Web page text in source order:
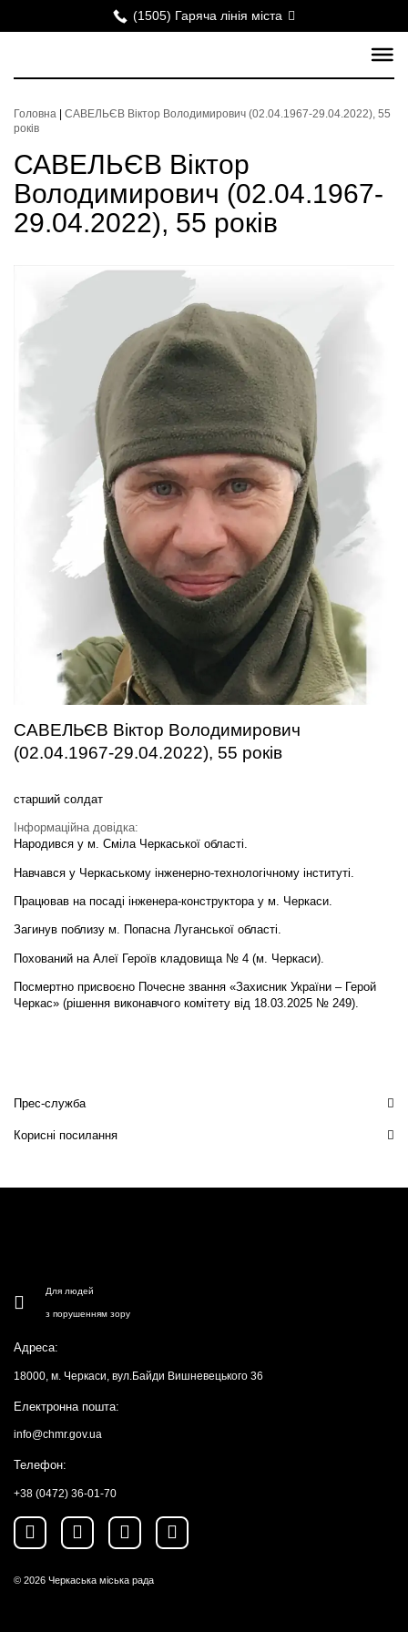
(1505) Гаряча лінія міста
Головна
САВЕЛЬЄВ Віктор Володимирович (02.04.1967-29.04.2022), 55
років
САВЕЛЬЄВ Віктор
Володимирович (02.04.1967-
29.04.2022), 55 років
САВЕЛЬЄВ Віктор Володимирович
(02.04.1967-29.04.2022), 55 років
старший солдат
Інформаційна довідка:
Народився у м. Сміла Черкаської області.
Навчався у Черкаському інженерно-технологічному інституті.
Працював на посаді інженера-конструктора у м. Черкаси.
Загинув поблизу м. Попасна Луганської області.
Похований на Алеї Героїв кладовища № 4 (м. Черкаси).
Посмертно присвоєно Почесне звання «Захисник України – Герой
Черкас» (рішення виконавчого комітету від 18.03.2025 № 249).
Прес-служба
Корисні посилання
Для людей
з порушенням зору
Адреса:
18000, м. Черкаси, вул.Байди Вишневецького 36
Електронна пошта:
info@chmr.gov.ua
Телефон:
+38 (0472) 36-01-70
© 2026 Черкаська міська рада